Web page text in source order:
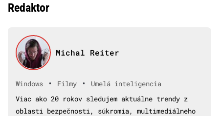
Redaktor
Michal Reiter
Windows • Filmy •
Umelá inteligencia
Viac ako 20 rokov sledujem aktuálne trendy z
oblasti bezpečnosti, súkromia, multimediálneho